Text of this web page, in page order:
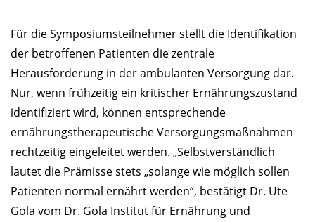
Für die Symposiumsteilnehmer stellt die Identifikation
der betroffenen Patienten die zentrale
Herausforderung in der ambulanten Versorgung dar.
Nur, wenn frühzeitig ein kritischer Ernährungszustand
identifiziert wird, können entsprechende
ernährungstherapeutische Versorgungsmaßnahmen
rechtzeitig eingeleitet werden. „Selbstverständlich
lautet die Prämisse stets „solange wie möglich sollen
Patienten normal ernährt werden“, bestätigt Dr. Ute
Gola vom Dr. Gola Institut für Ernährung und